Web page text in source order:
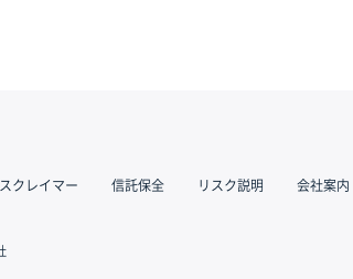
クレイマー 信託保全 リスク説明 会社案内